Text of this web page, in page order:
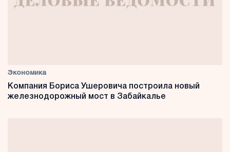
Экономика
Компания Бориса Ушеровича построила новый
железнодорожный мост в Забайкалье